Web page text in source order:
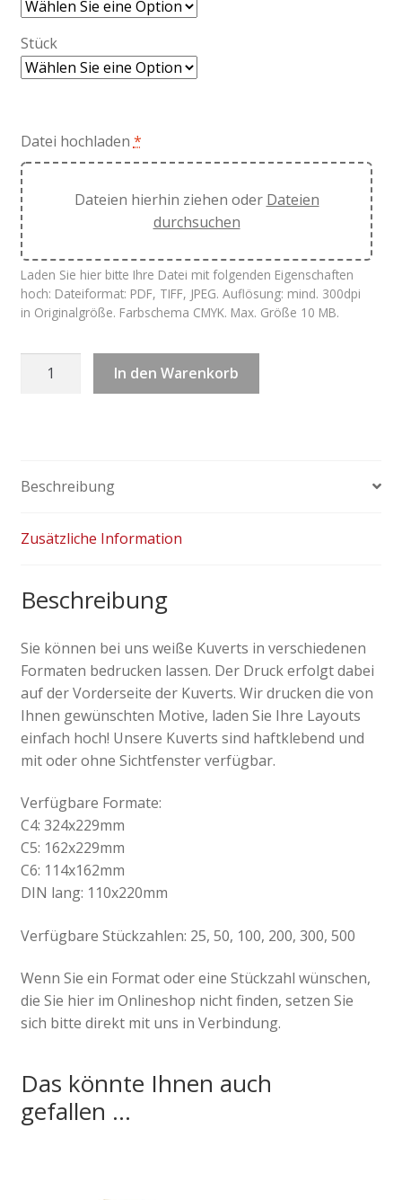
Stück
Datei hochladen *
Dateien hierhin ziehen oder Dateien
durchsuchen
Laden Sie hier bitte Ihre Datei mit folgenden Eigenschaften
hoch: Dateiformat: PDF, TIFF, JPEG. Auflösung: mind. 300dpi
in Originalgröße. Farbschema CMYK. Max. Größe 10 MB.
Kuverts
In den Warenkorb
Beschreibung
Zusätzliche Information
Beschreibung
Sie können bei uns weiße Kuverts in verschiedenen
Formaten bedrucken lassen. Der Druck erfolgt dabei
auf der Vorderseite der Kuverts. Wir drucken die von
Ihnen gewünschten Motive, laden Sie Ihre Layouts
einfach hoch! Unsere Kuverts sind haftklebend und
mit oder ohne Sichtfenster verfügbar.
Verfügbare Formate:
C4: 324x229mm
C5: 162x229mm
C6: 114x162mm
DIN lang: 110x220mm
Verfügbare Stückzahlen: 25, 50, 100, 200, 300, 500
Wenn Sie ein Format oder eine Stückzahl wünschen,
die Sie hier im Onlineshop nicht finden, setzen Sie
sich bitte direkt mit uns in Verbindung.
Das könnte Ihnen auch
gefallen …